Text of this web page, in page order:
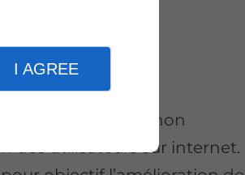
I AGREE
cookies
les informations (non
des utilisateurs sur internet.